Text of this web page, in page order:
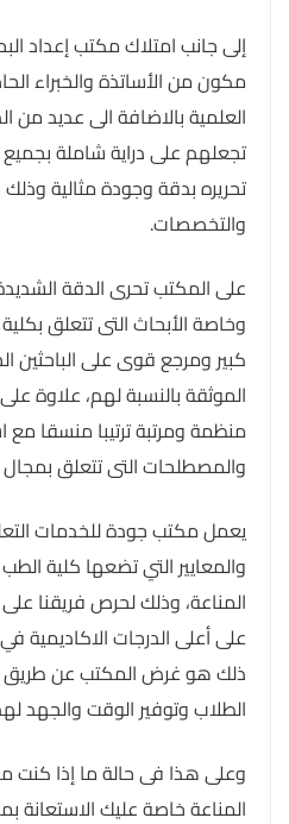
إلى جانب امتلاك مكتب إعداد
مكون من الأساتذة والخبراء
العلمية بالاضافة الى عديد من
تجعلهم على دراية شاملة
تحريره بدقة وجودة مثالية
والتخصصات.
على المكتب تحرى الدقة
وخاصة الأبحاث التى تتعلق
كبير ومرجع قوى على الباحثين
الموثقة بالنسبة لهم، علاوة
منظمة ومرتبة ترتيبا منسقا مع
والمصطلحات التى تتعلق بمجال
يعمل مكتب جودة للخدمات
والمعايير التي تضعها كلية
المناعة، وذلك لحرص فريقنا
على أعلى الدرجات الاكاديمية
ذلك هو غرض المكتب عن طريق
الطلاب وتوفير الوقت والجهد
وعلى هذا فى حالة ما إذا
المناعة خاصة عليك الاستعانة